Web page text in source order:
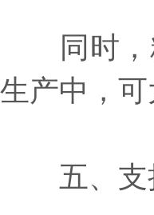
同时，精
生产中，
五、支